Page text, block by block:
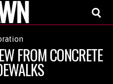
FROM CONCRETE